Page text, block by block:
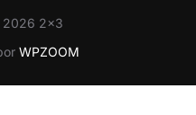
2x3
WPZOOM